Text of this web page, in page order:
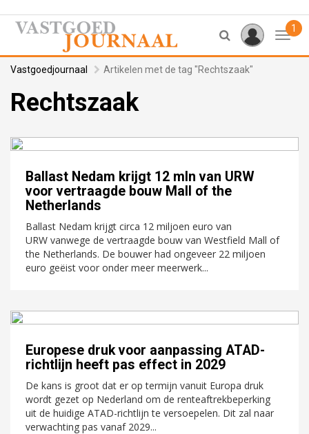
1
Vastgoedjournaal Artikelen met de tag "Rechtszaak"
Rechtszaak
Ballast Nedam krijgt 12 mln van URW
voor vertraagde bouw Mall of the
Netherlands
Ballast Nedam krijgt circa 12 miljoen euro van
URW vanwege de vertraagde bouw van Westfield Mall of
the Netherlands. De bouwer had ongeveer 22 miljoen
euro geëist voor onder meer meerwerk...
Europese druk voor aanpassing ATAD-
richtlijn heeft pas effect in 2029
De kans is groot dat er op termijn vanuit Europa druk
wordt gezet op Nederland om de renteaftrekbeperking
uit de huidige ATAD-richtlijn te versoepelen. Dit zal naar
verwachting pas vanaf 2029...